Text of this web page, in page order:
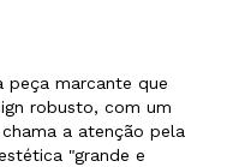
peça marcante que
robusto, com um
a atenção pela
"grande e